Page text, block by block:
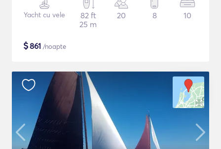
Yacht cu vele
82 ft
25 m
20 8 10
$861 /noapte